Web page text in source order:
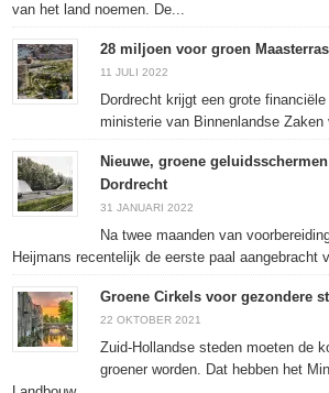
van het land noemen. De...
28 miljoen voor groen
11 JULI 2022
Dordrecht krijgt een grote
ministerie van Binnenlandse
Nieuwe, groene
Dordrecht
31 JANUARI 2022
Na twee maanden van
Heijmans recentelijk de eerste paal aangebracht
Groene Cirkels voor gezondere
22 OKTOBER 2021
Zuid-Hollandse steden moeten de
groener worden. Dat hebben het